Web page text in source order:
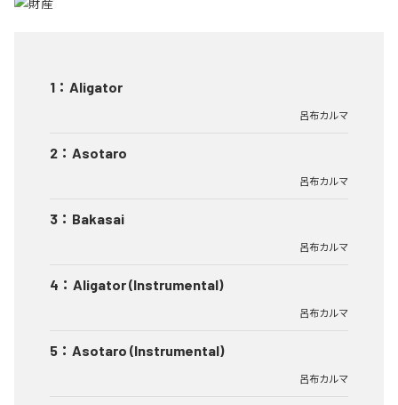
1 ： Aligator
呂布カルマ
2 ： Asotaro
呂布カルマ
3 ： Bakasai
呂布カルマ
4 ： Aligator (Instrumental)
呂布カルマ
5 ： Asotaro (Instrumental)
呂布カルマ